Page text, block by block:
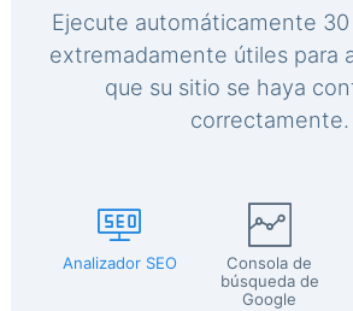
Ejecute automáticamente 30
extremadamente útiles para
que su sitio se haya
correctamente.
Analizador SEO
Consola de
búsqueda de
Google